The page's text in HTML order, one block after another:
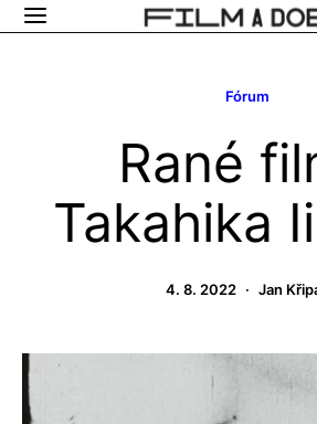
Fórum
Rané
Takahika
4. 8. 2022 Jan